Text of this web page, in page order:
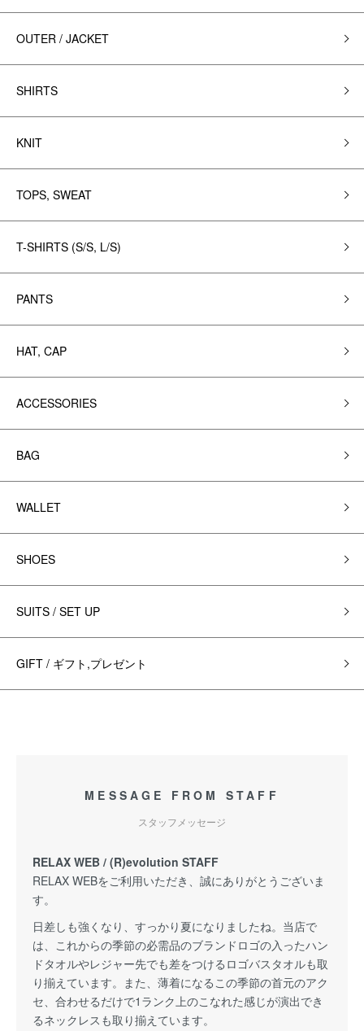
OUTER / JACKET
SHIRTS
KNIT
TOPS, SWEAT
T-SHIRTS (S/S, L/S)
PANTS
HAT, CAP
ACCESSORIES
BAG
WALLET
SHOES
SUITS / SET UP
GIFT / ギフト,プレゼント
MESSAGE FROM STAFF
スタッフメッセージ
RELAX WEB / (R)evolution STAFF
RELAX WEBをご利用いただき、誠にありがとうございま
す。
日差しも強くなり、すっかり夏になりましたね。当店で
は、これからの季節の必需品のブランドロゴの入ったハン
ドタオルやレジャー先でも差をつけるロゴバスタオルも取
り揃えています。また、薄着になるこの季節の首元のアク
セ、合わせるだけで1ランク上のこなれた感じが演出でき
るネックレスも取り揃えています。